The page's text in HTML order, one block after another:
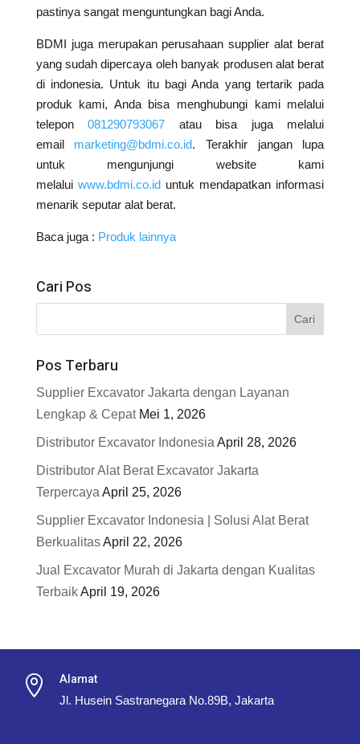
pastinya sangat menguntungkan bagi Anda.
BDMI juga merupakan perusahaan supplier alat berat
yang sudah dipercaya oleh banyak produsen alat berat
di indonesia. Untuk itu bagi Anda yang tertarik pada
produk kami, Anda bisa menghubungi kami melalui
telepon081290793067 atau bisa juga melalui
email marketing@bdmi.co.id. Terakhir jangan lupa
untuk mengunjungi website kami
melalui www.bdmi.co.iduntuk mendapatkan informasi
menarik seputar alat berat.
Baca juga : Produk lainnya
Cari Pos
Pos Terbaru
Supplier Excavator Jakarta dengan Layanan
Lengkap & Cepat Mei 1, 2026
Distributor Excavator Indonesia April 28, 2026
Distributor Alat Berat Excavator Jakarta
Terpercaya April 25, 2026
Supplier Excavator Indonesia | Solusi Alat Berat
BerkualitasApril 22, 2026
Jual Excavator Murah di Jakarta dengan Kualitas
TerbaikApril 19, 2026
 Alamat
Jl. Husein Sastranegara No.89B, Jakarta